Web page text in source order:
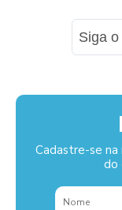
Siga
Cadastre-se
do